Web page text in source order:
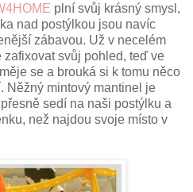
plní svůj krásný smysl,
nad postýlkou jsou navíc
zábavou. Už v necelém
svůj pohled, teď ve
se a brouká si k tomu něco
Něžný mintový mantinel je
sedí na naši postýlku a
než najdou svoje místo v